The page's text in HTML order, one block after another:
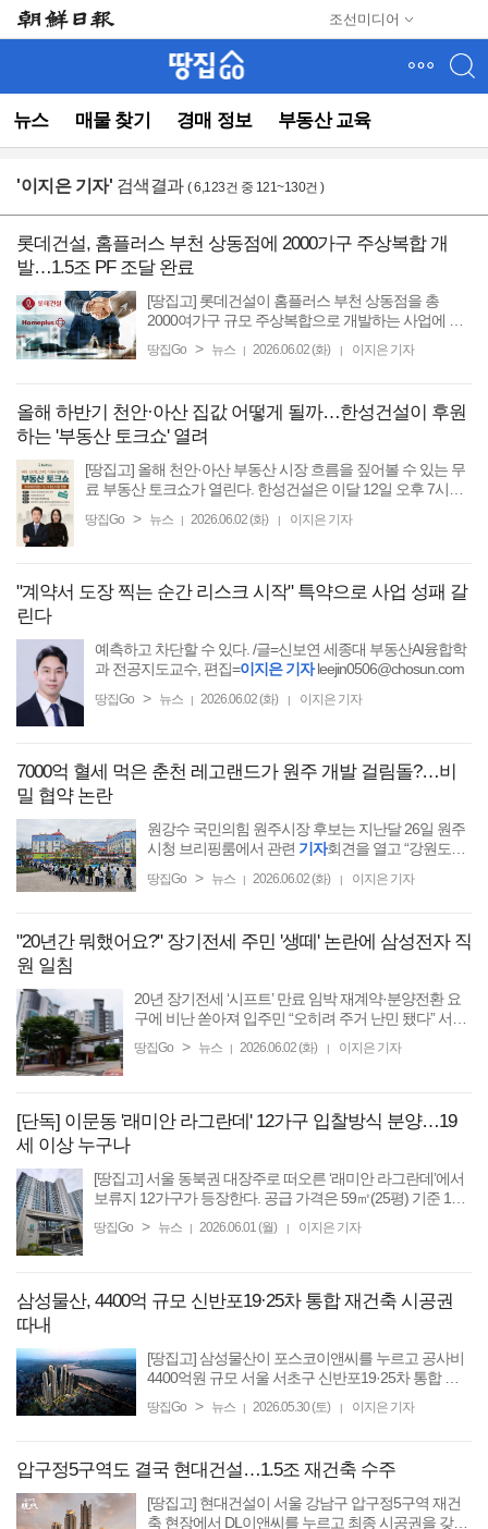
조선미디어
뉴스 매물 찾기 경매 정보 부동산 교육
뉴
(컨
영
동)
'이지은 기자' 검색결과 ( 6,123건 중 121~130건 )
롯데건설, 홈플러스 부천 상동점에 2000가구 주상복합 개
발…1.5조 PF 조달 완료
[땅집고] 롯데건설이 홈플러스 부천 상동점을 총
2000여가구 규모 주상복합으로 개발하는 사업에 대
했다. 이번 약정은 키움증권 주관으로 우리투자증권,
땅집Go > 뉴스 2026.06.02 (화) 이지은 기자
올해 하반기 천안·아산 집값 어떻게 될까…한성건설이 후원
하는 '부동산 토크쇼' 열려
[땅집고] 올해 천안·아산 부동산 시장 흐름을 짚어볼 수 있는 무
료 부동산 토크쇼가 열린다. 한성건설은 이달 12일 오후 7시부
산 부동산시장 전망’을 주제로 ...
땅집Go > 뉴스 | 2026.06.02 (화) | 이지은 기자
"계약서 도장 찍는 순간 리스크 시작" 특약으로 사업 성패 갈
린다
예측하고 차단할 수 있다. /글=신보연 세종대 부동산AI융합학
과 전공지도교수, 편집=이지은 기자leejin0506@chosun.com
땅집Go > 뉴스 | 2026.06.02 (화) | 이지은 기자
7000억 혈세 먹은 춘천 레고랜드가 원주 개발 걸림돌?…비
밀 협약 논란
원강수 국민의힘 원주시장 후보는 지난달 26일 원주
시청 브리핑룸에서 관련 기자회견을 열고 “강원도가
협약 때문에 원주의 어린이들을
땅집Go > 뉴스 | 2026.06.02 (화) | 이지은 기자
"20년간 뭐했어요?" 장기전세 주민 '생떼' 논란에 삼성전자 직
원 일침
20년 장기전세 ‘시프트’ 만료 임박 재계약·분양전환 요
구에 비난 쏟아져 입주민 “오히려 주거 난민 됐다” 서울
리, 장기전세 제도가 지금의 벼랑 끝을 만들었습니다. ...
땅집Go > 뉴스 | 2026.06.02 (화) | 이지은 기자
[단독] 이문동 '래미안 라그란데' 12가구 입찰방식 분양…19
세 이상 누구나
[땅집고] 서울 동북권 대장주로 떠오른 ‘래미안 라그란데’에서
보류지 12가구가 등장한다. 공급 가격은 59㎡(25평) 기준 13
다. 지난달 최초 분양가 수준으로 공급해 5억원 ...
땅집Go > 뉴스 | 2026.06.01 (월) | 이지은 기자
삼성물산, 4400억 규모 신반포19·25차 통합 재건축 시공권
따내
[땅집고] 삼성물산이 포스코이앤씨를 누르고 공사비
4400억원 규모 서울 서초구 신반포19·25차 통합 재
반포19·25차 통합 재건축 조합은 이날 서울교육대학
땅집Go > 뉴스 | 2026.05.30 (토) | 이지은 기자
압구정5구역도 결국 현대건설…1.5조 재건축 수주
[땅집고] 현대건설이 서울 강남구 압구정5구역 재건
축 현장에서 DL이앤씨를 누르고 최종 시공권을 갖게